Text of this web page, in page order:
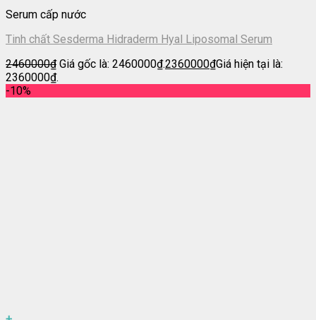
Serum cấp nước
Tinh chất Sesderma Hidraderm Hyal Liposomal Serum
2460000₫ Giá gốc là: 2460000₫.2360000₫Giá hiện tại là:
2360000₫.
-10%